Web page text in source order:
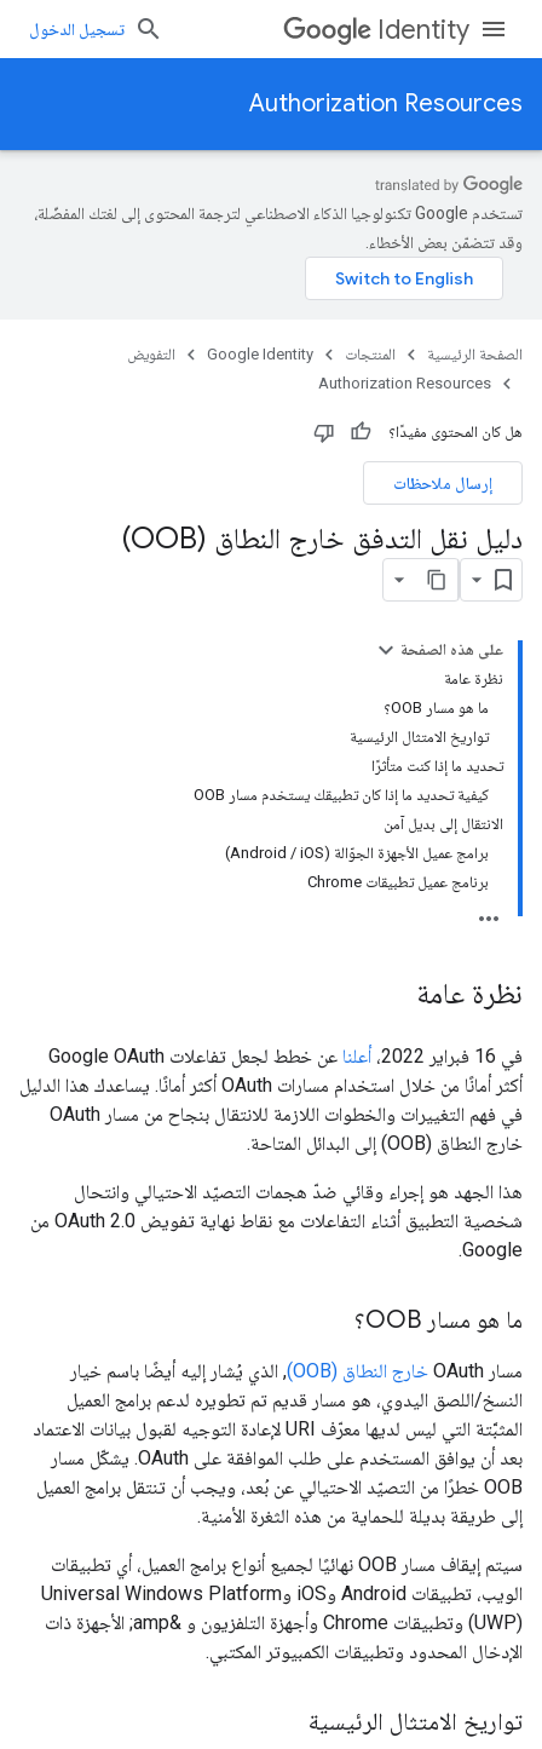
Identity تسجيل الدخول
Authorization Resources
تستخدم Google تكنولوجيا الذكاء الاصطناعي لترجمة المحتوى إلى لغتك المفضّلة،
وقد تتضمّن بعض الأخطاء.
الصفحة الرئيسية المنتجات Google Identity
التفويض
Authorization Resources
هل كان المحتوى مفيدًا؟
إرسال ملاحظات
دليل نقل التدفق خارج النطاق (OOB)
على هذه الصفحة
نظرة عامة
ما هو مسار OOB؟
تواريخ الامتثال الرئيسية
تحديد ما إذا كنت متأثرًا
كيفية تحديد ما إذا كان تطبيقك يستخدم مسار OOB
الانتقال إلى بديل آمن
برامج عميل الأجهزة الجوّالة (Android / iOS)
برنامج عميل تطبيقات Chrome
نظرة عامة
في 16 فبراير 2022، أعلنا
عن خطط لجعل تفاعلات Google OAuth
أكثر أمانًا من خلال استخدام مسارات OAuth أكثر أمانًا. يساعدك هذا الدليل
في فهم التغييرات والخطوات اللازمة للانتقال بنجاح من مسار OAuth
خارج النطاق (OOB) إلى البدائل المتاحة.
هذا الجهد هو إجراء وقائي ضدّ هجمات التصيّد الاحتيالي وانتحال
شخصية التطبيق أثناء التفاعلات مع نقاط نهاية تفويض OAuth 2.0 من
Google.
ما هو مسار OOB؟
مسار OAuth خارج النطاق (OOB)
, الذي يُشار إليه أيضًا باسم خيار
النسخ/اللصق اليدوي، هو مسار قديم تم تطويره لدعم برامج العميل
المثبَّتة التي ليس لديها معرّف URI لإعادة التوجيه لقبول بيانات الاعتماد
بعد أن يوافق المستخدم على طلب الموافقة على OAuth. يشكّل مسار
OOB خطرًا من التصيّد الاحتيالي عن بُعد، ويجب أن تنتقل برامج العميل
إلى طريقة بديلة للحماية من هذه الثغرة الأمنية.
سيتم إيقاف مسار OOB نهائيًا لجميع أنواع برامج العميل، أي تطبيقات
الويب، تطبيقات Android وiOS وUniversal Windows Platform
(UWP) وتطبيقات Chrome وأجهزة التلفزيون و &amp; الأجهزة ذات
الإدخال المحدود وتطبيقات الكمبيوتر المكتبي.
تواريخ الامتثال الرئيسية